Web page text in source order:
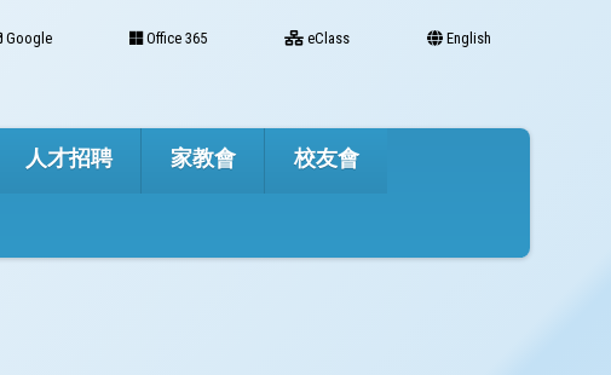
Google Office 365 eClass English
人才招聘 家教會 校友會